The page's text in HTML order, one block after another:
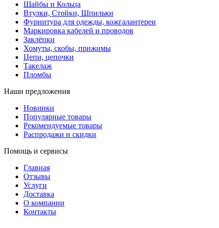
Шайбы и Кольца
Втулки, Стойки, Шпильки
Фурнитура для одежды, кожгалантереи
Маркировка кабелей и проводов
Заклёпки
Хомуты, скобы, прижимы
Цепи, цепочки
Такелаж
Пломбы
Наши предложения
Новинки
Популярные товары
Рекомендуемые товары
Распродажи и скидки
Помощь и сервисы
Главная
Отзывы
Услуги
Доставка
О компании
Контакты